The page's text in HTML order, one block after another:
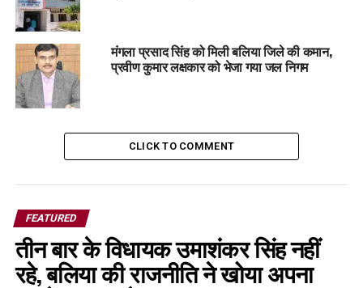
मंगला प्रसाद सिंह को मिली बलिया जिले की कमान,
प्रवीण कुमार लक्षकार को भेजा गया जल निगम
CLICK TO COMMENT
FEATURED
तीन बार के विधायक उमाशंकर सिंह नहीं
रहे, बलिया की राजनीति ने खोया अपना